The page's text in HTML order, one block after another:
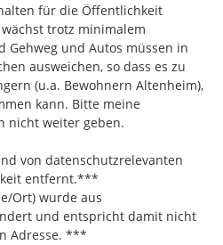
für die Öffentlichkeit
trotz minimalem
Gehweg und Autos müssen in
ausweichen, so dass es zu
(u.a. Bewohnern Altenheim),
kann. Bitte meine
nicht weiter geben.
von datenschutzrelevanten
entfernt.***
Ort) wurde aus
und entspricht damit nicht
Adresse. ***